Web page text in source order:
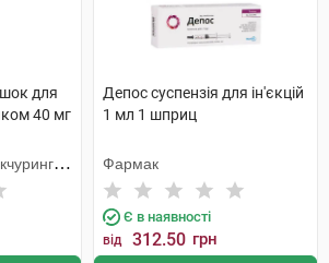
для
40 мг
Депос суспензія для ін'єкцій
1 мл 1 шприц
Фармак
Є в наявності
від 312.50 грн